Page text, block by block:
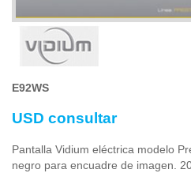
E92WS
USD consultar
Pantalla Vidium eléctrica modelo
negro para encuadre de imagen.